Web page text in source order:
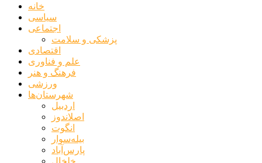
خانه
سیاسی
اجتماعی
پزشکی و سلامت
اقتصادی
علم و فناوری
فرهنگ و هنر
ورزشی
شهرستان‌ها
اردبیل
اصلاندوز
انگوت
بیله‌سوار
پارس‌آباد
خلخال